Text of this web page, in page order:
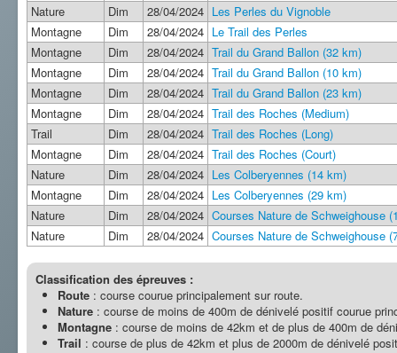
Nature
Dim 28/04/2024 Les Perles du Vignoble
Montagne
Dim 28/04/2024 Le Trail des Perles
Montagne
Dim 28/04/2024 Trail du Grand Ballon (32 km)
Montagne
Dim 28/04/2024 Trail du Grand Ballon (10 km)
Montagne
Dim 28/04/2024 Trail du Grand Ballon (23 km)
Montagne
Dim 28/04/2024 Trail des Roches (Medium)
Trail
Dim 28/04/2024 Trail des Roches (Long)
Montagne
Dim 28/04/2024 Trail des Roches (Court)
Nature
Dim 28/04/2024 Les Colberyennes (14 km)
Montagne
Dim 28/04/2024 Les Colberyennes (29 km)
Nature
Dim 28/04/2024 Courses Nature de Schweighouse
Nature
Dim 28/04/2024 Courses Nature de Schweighouse
Classification des épreuves :
Route : course courue principalement sur route.
Nature : course de moins de 400m de dénivelé positif courue
Montagne : course de moins de 42km et de plus de 400m de
Trail : course de plus de 42km et plus de 2000m de dénivelé